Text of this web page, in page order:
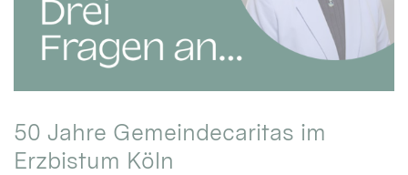
50 Jahre Gemeindecaritas im
Erzbistum Köln